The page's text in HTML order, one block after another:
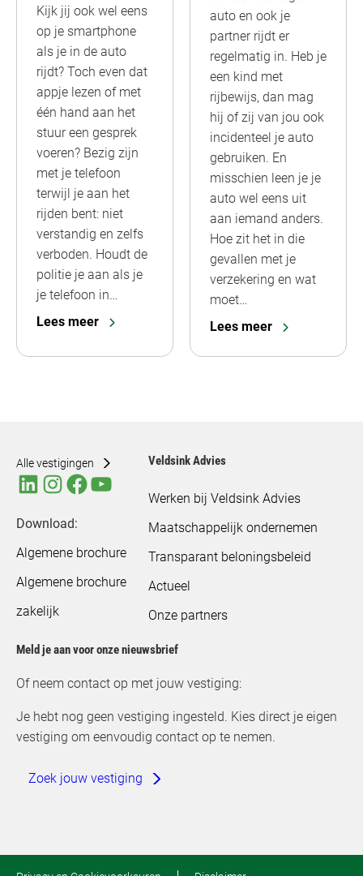
Kijk jij ook wel eens
op je smartphone
als je in de auto
rijdt? Toch even dat
appje lezen of met
één hand aan het
stuur een gesprek
voeren? Bezig zijn
met je telefoon
terwijl je aan het
rijden bent: niet
verstandig en zelfs
verboden. Houdt de
politie je aan als je
je telefoon in…
Lees meer
auto en ook je
partner rijdt er
regelmatig in. Heb je
een kind met
rijbewijs, dan mag
hij of zij van jou ook
incidenteel je auto
gebruiken. En
misschien leen je je
auto wel eens uit
aan iemand anders.
Hoe zit het in die
gevallen met je
verzekering en wat
moet…
Lees meer
Alle vestigingen
Download:
Algemene brochure
Algemene brochure
zakelijk
Veldsink Advies
Werken bij Veldsink Advies
Maatschappelijk ondernemen
Transparant beloningsbeleid
Actueel
Onze partners
Meld je aan voor onze nieuwsbrief
Of neem contact op met jouw vestiging:
Je hebt nog geen vestiging ingesteld. Kies direct je eigen
vestiging om eenvoudig contact op te nemen.
Zoek jouw vestiging